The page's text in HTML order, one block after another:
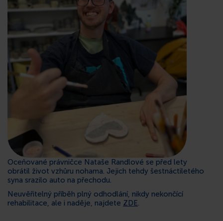
CEREBRUM V MÉDIÍCH
KONTAKT
Oceňované právničce Nataše Randlové se před lety
obrátil život vzhůru nohama. Jejich tehdy šestnáctiletého
syna srazilo auto na přechodu.
Neuvěřitelný příběh plný odhodlání, nikdy nekončící
rehabilitace, ale i naděje, najdete ZDE.